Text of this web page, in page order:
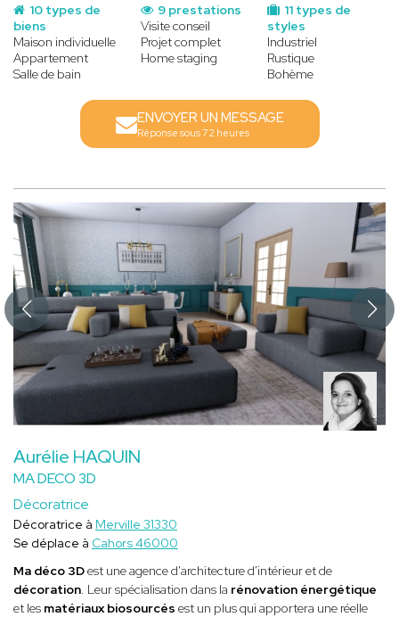
10 types de
biens
Maison individuelle
Appartement
Salle de bain
11 types de
styles
Industriel
Rustique
Bohème
9 prestations
Visite conseil
Projet complet
Home staging
ENVOYER UN MESSAGE
Réponse sous 72 heures
Aurélie HAQUIN
MA DECO 3D
Décoratrice
Décoratrice à Merville 31330
Se déplace à Cahors 46000
Ma déco 3Dest une agence d'architecture d'intérieur et de
décoration . Leur spécialisation dans la rénovation énergétique
et les matériaux biosourcés est un plus qui apportera une réelle